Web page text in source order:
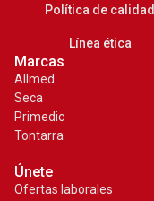
Política de calidad
Línea ética
Marcas
Allmed
Seca
Primedic
Tontarra
Únete
Ofertas laborales